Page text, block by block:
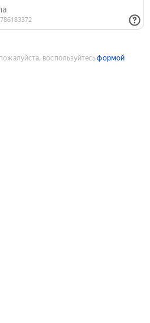
воспользуйтесьформой